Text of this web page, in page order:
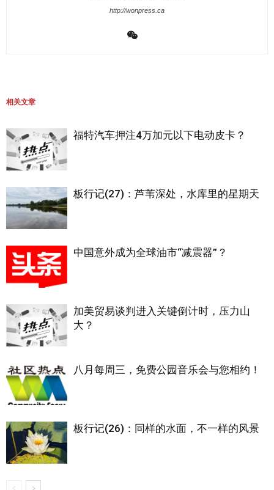
http://wonpress.ca
相关文章
福特汽车押注4万加元以下电动皮卡？
板行记(27)：芦苇深处，水库里的星期天
中国意外成为全球油市“减震器”？
加美贸易谈判进入关键倒计时，压力山
大？
八月每周三，免费公园音乐会与您相约！
板行记(26)：同样的水面，不一样的风景